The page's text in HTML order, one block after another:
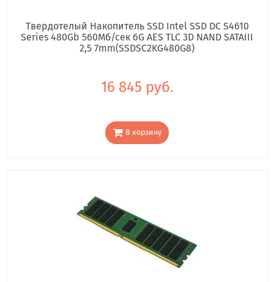
Твердотелый Накопитель SSD Intel SSD DC S4610
Series 480Gb 560Мб/сек 6G AES TLC 3D NAND SATAIII
2,5 7mm(SSDSC2KG480G8)
16 845 руб.
В корзину